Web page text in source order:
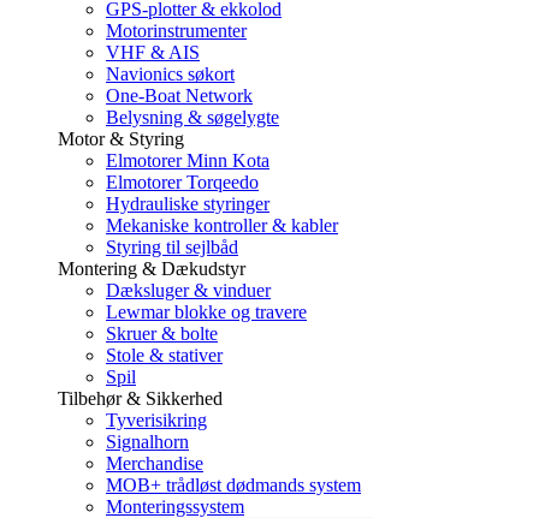
GPS-plotter & ekkolod
Motorinstrumenter
VHF & AIS
Navionics søkort
One-Boat Network
Belysning & søgelygte
Motor & Styring
Elmotorer Minn Kota
Elmotorer Torqeedo
Hydrauliske styringer
Mekaniske kontroller & kabler
Styring til sejlbåd
Montering & Dækudstyr
Dæksluger & vinduer
Lewmar blokke og travere
Skruer & bolte
Stole & stativer
Spil
Tilbehør & Sikkerhed
Tyverisikring
Signalhorn
Merchandise
MOB+ trådløst dødmands system
Monteringssystem